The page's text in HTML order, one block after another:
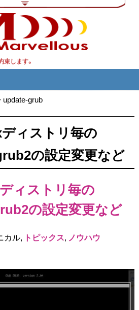
します。
update-grub
ィストリ毎の
の設定変更など
ィストリ毎の
の設定変更など
カル, トピックス, ノウハウ